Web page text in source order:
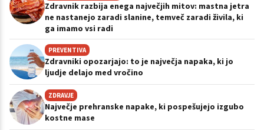
Zdravnik razbija enega največjih mitov: mastna jetra
ne nastanejo zaradi slanine, temveč zaradi živila, ki
ga imamo vsi radi
PREVENTIVA
Zdravniki opozarjajo: to je največja napaka, ki jo
ljudje delajo med vročino
ZDRAVJE
Največje prehranske napake, ki pospešujejo izgubo
kostne mase